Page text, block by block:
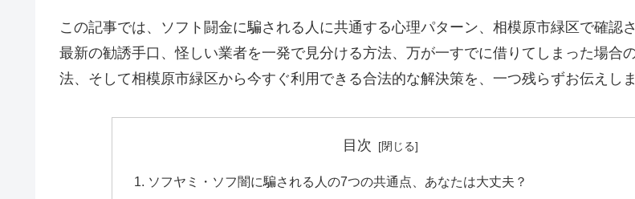
この記事では、ソフト闘金に騙される人に共通する心理パターン、相模原市緑区で確認
最新の勧誘手口、怪しい業者を一発で見分ける方法、万が一すでに借りてしまった場合
法、そして相模原市緑区から今すぐ利用できる合法的な解決策を、一つ残らずお伝えしま
目次
ソフヤミ・ソフ闇に騙される人の7つの共通点、あなたは大丈夫？